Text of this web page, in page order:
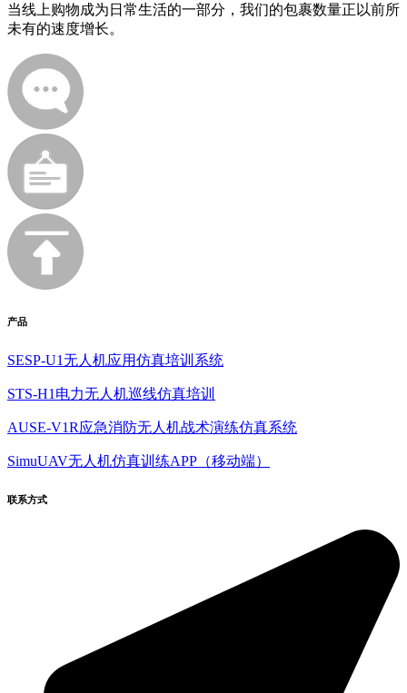
当线上购物成为日常生活的一部分，我们的包裹数量正以前所
未有的速度增长。
产品
SESP-U1无人机应用仿真培训系统
STS-H1电力无人机巡线仿真培训
AUSE-V1R应急消防无人机战术演练仿真系统
SimuUAV无人机仿真训练APP（移动端）
联系方式